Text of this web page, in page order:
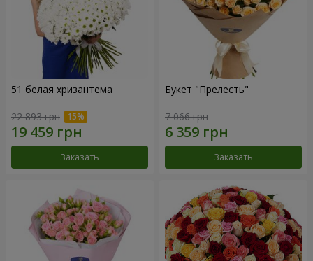
51 белая хризантема
22 893 грн
Заказать
Букет "Прелесть"
7 066 грн
Заказать